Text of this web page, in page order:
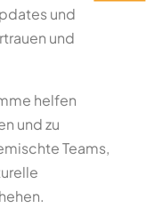
und
und
helfen
und zu
Teams,